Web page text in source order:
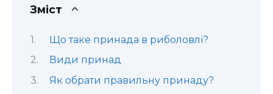
Зміст
Що таке принада в риболовлі?
Види принад
Як обрати правильну принаду?